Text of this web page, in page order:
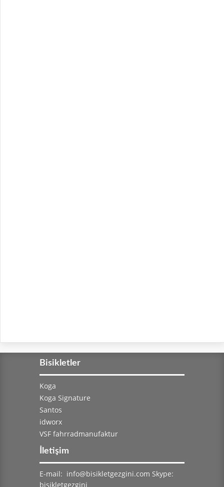
Bisikletler
Koga
Koga Signature
Santos
idworx
VSF fahrradmanufaktur
İletişim
E-mail: info@bisikletgezgini.com Skype:
bisikletgezgini